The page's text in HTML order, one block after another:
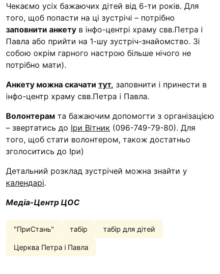
Чекаємо усіх бажаючих дітей від 6-ти років. Для
того, щоб попасти на ці зустрічі – потрібно
заповнити анкету в інфо-центрі храму свв.Петра і
Павла або прийти на 1-шу зустріч-знайомство. Зі
собою окрім гарного настрою більше нічого не
потрібно мати).
Анкету можна скачати тут, заповнити і принести в
інфо-центр храму свв.Петра і Павла.
Волонтерам та бажаючим допомогти з організацією
– звертатись до Іри Вітник (096-749-79-80). Для
того, щоб стати волонтером, також достатньо
зголоситись до Іри)
Детальний розклад зустрічей можна знайти у
календарі.
Медіа-Центр ЦОС
"ПриСтань" табір табір для дітей
Церква Петра і Павла